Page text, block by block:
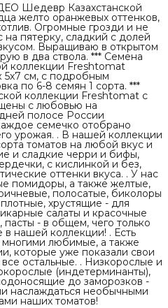
Шедевр Казахстанской
желто оранжевых оттенков,
Огромные грозди и не
пятерку, сладкий с долей
Выращиваю в открытом
в два ствола. *** Семена
коллекции Freshtomat
5х7 см, с подробным
по 6-8 семян 1 сорта. ***
коллекции Freshtomat с
с любовью на
полосе России
семечко отобрано
урожая. . В нашей коллекции
томатов на любой вкус и
и сладкие черри и бифы,
с кислинкой и без,
оттенки вкуса. . У нас
помидоры, а также желтые,
полосатые, биколоры
хрустящие - для
салаты и красочные
пасты - в общем, чего только
нашей коллекции! . Есть
многими любимые, а также
которые уже показали свои
остальные. . Низкорослые и
(индетерминанты),
до заморозков -
наслаждаться необычными
наших томатов!